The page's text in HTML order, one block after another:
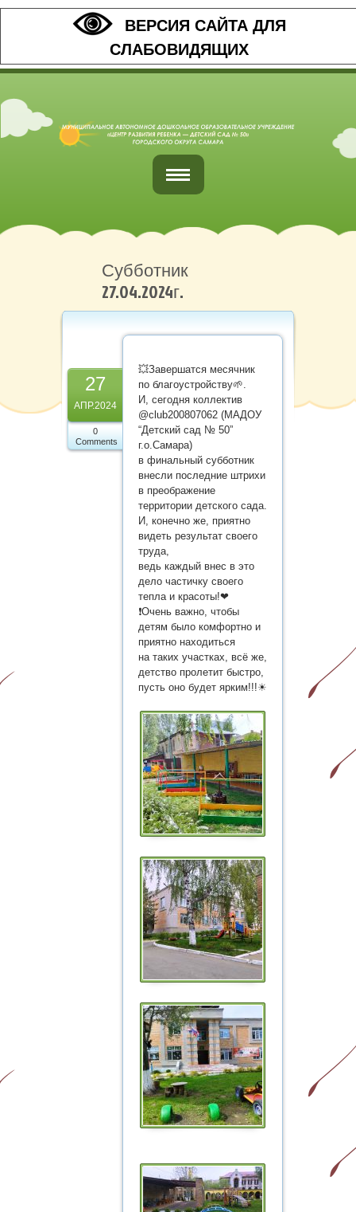
ВЕРСИЯ САЙТА ДЛЯ
СЛАБОВИДЯЩИХ
Главная
Обратная связь
Наши контакты
Карта сайта
Субботник
27.04.2024г.
27
АПР.2024
0
Comments
💥Завершатся месячник
по благоустройству🌱.
И, сегодня коллектив
@club200807062 (МАДОУ
“Детский сад № 50”
г.о.Самара)
в финальный субботник
внесли последние штрихи
в преображение
территории детского сада.
И, конечно же, приятно
видеть результат своего
труда,
ведь каждый внес в это
дело частичку своего
тепла и красоты!❤
❗Очень важно, чтобы
детям было комфортно и
приятно находиться
на таких участках, всё же,
детство пролетит быстро,
пусть оно будет ярким!!!☀